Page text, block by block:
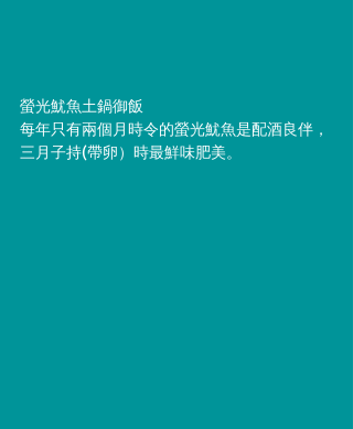
螢光魷魚土鍋御飯
每年只有兩個月時令的螢光魷魚是配酒良伴，
三月子持(帶卵）時最鮮味肥美。